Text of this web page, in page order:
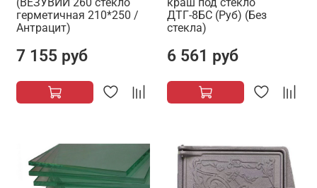
герметичная 210*250 /
Антрацит)
7 155 руб
ДТГ-8БС (Руб) (Без
стекла)
6 561 руб